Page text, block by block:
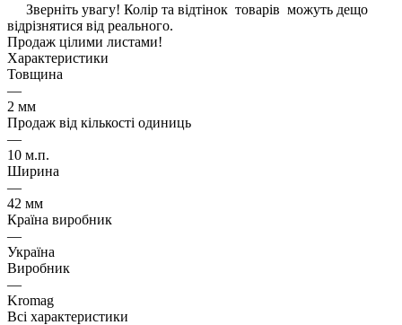
Зверніть увагу! Колір та відтінок товарів можуть дещо
відрізнятися від реального.
Продаж цілими листами!
Характеристики
Товщина
—
2 мм
Продаж від кількості одиниць
—
10 м.п.
Ширина
—
42 мм
Країна виробник
—
Україна
Виробник
—
Kromag
Всі характеристики